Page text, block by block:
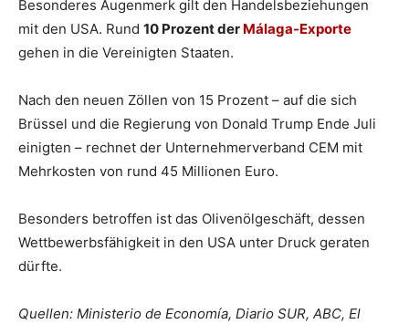
Besonderes Augenmerk gilt den Handelsbeziehungen
mit den USA. Rund 10 Prozent der Málaga-Exporte
gehen in die Vereinigten Staaten.
Nach den neuen Zöllen von 15 Prozent – auf die sich
Brüssel und die Regierung von Donald Trump Ende Juli
einigten – rechnet der Unternehmerverband CEM mit
Mehrkosten von rund 45 Millionen Euro.
Besonders betroffen ist das Olivenölgeschäft, dessen
Wettbewerbsfähigkeit in den USA unter Druck geraten
dürfte.
Quellen: Ministerio de Economía, Diario SUR, ABC, El